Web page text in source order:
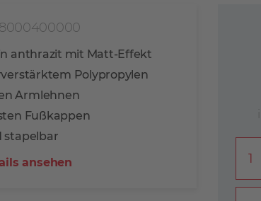
anthrazit mit Matt-Effekt
Polypropylen
Armlehnen
Fußkappen
stapelbar
ansehen